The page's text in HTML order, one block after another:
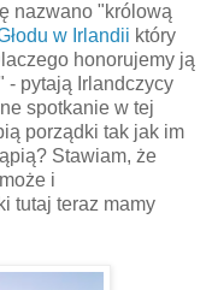
nazwano "królową
w Irlandii który
honorujemy ją
- pytają Irlandczycy
spotkanie w tej
porządki tak jak im
Stawiam, że
i
tutaj teraz mamy